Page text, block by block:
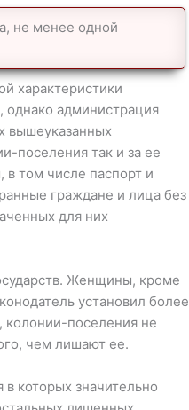
не менее одной
характеристики
однако администрация
вышеуказанных
поселения так и за ее
в том числе паспорт и
граждане и лица без
для них
Женщины, кроме
установил более
колонии-поселения не
чем лишают ее.
которых значительно